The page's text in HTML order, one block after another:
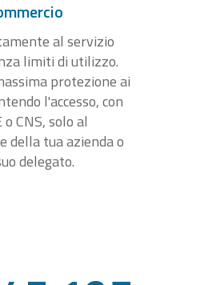
al servizio
limiti di utilizzo.
protezione ai
l'accesso, con
o CNS, solo al
della tua azienda o
delegato.